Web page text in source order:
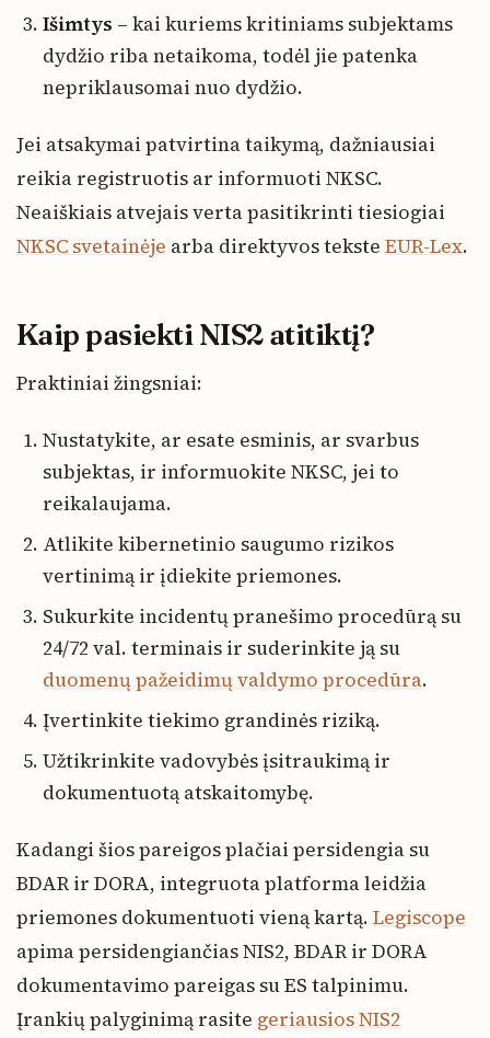
Išimtys – kai kuriems kritiniams subjektams
dydžio riba netaikoma, todėl jie patenka
nepriklausomai nuo dydžio.
Jei atsakymai patvirtina taikymą, dažniausiai
reikia registruotis ar informuoti NKSC.
Neaiškiais atvejais verta pasitikrinti tiesiogiai
NKSC svetainėje arba direktyvos tekste EUR-Lex.
Kaip pasiekti NIS2 atitiktį?
Praktiniai žingsniai:
Nustatykite, ar esate esminis, ar svarbus
subjektas, ir informuokite NKSC, jei to
reikalaujama.
Atlikite kibernetinio saugumo rizikos
vertinimą ir įdiekite priemones.
Sukurkite incidentų pranešimo procedūrą su
24/72 val. terminais ir suderinkite ją su
duomenų pažeidimų valdymo procedūra.
Įvertinkite tiekimo grandinės riziką.
Užtikrinkite vadovybės įsitraukimą ir
dokumentuotą atskaitomybę.
Kadangi šios pareigos plačiai persidengia su
BDAR ir DORA, integruota platforma leidžia
priemones dokumentuoti vieną kartą. Legiscope
apima persidengiančias NIS2, BDAR ir DORA
dokumentavimo pareigas su ES talpinimu.
Įrankių palyginimą rasite geriausios NIS2